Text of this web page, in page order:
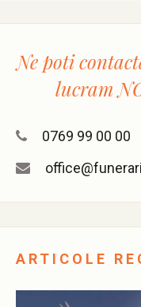
Ne poti
lucram
0769 99 00 00
ARTICOLE